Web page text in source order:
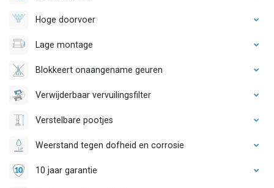
Hoge doorvoer
Lage montage
Blokkeert onaangename geuren
Verwijderbaar vervuilingsfilter
Verstelbare pootjes
Weerstand tegen dofheid en corrosie
10 jaar garantie